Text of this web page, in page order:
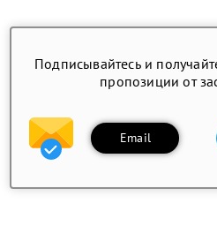
Подписывайтесь и
пропозиции от
Email